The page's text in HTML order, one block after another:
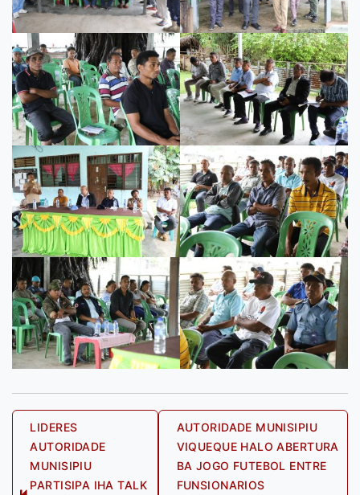
Post
navigation
LIDERES
AUTORIDADE
MUNISIPIU
PARTISIPA IHA TALK
AUTORIDADE MUNISIPIU
VIQUEQUE HALO ABERTURA
BA JOGO FUTEBOL ENTRE
FUNSIONARIOS